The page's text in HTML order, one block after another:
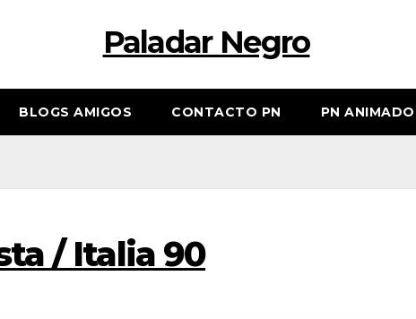
Paladar Negro
BLOGS AMIGOS CONTACTO PN PN ANIMADO
/ Italia 90